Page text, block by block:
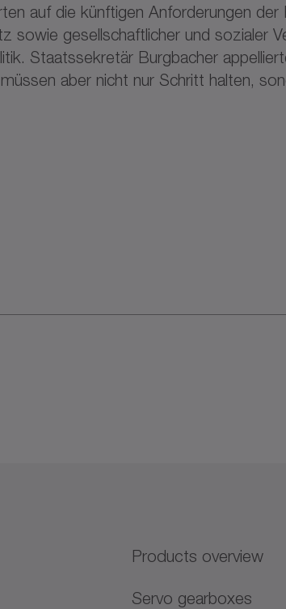
auf die künftigen Anforderungen
sowie gesellschaftlicher und sozialer
Staatssekretär Burgbacher
aber nicht nur Schritt halten,
Products overview
Servo gearboxes